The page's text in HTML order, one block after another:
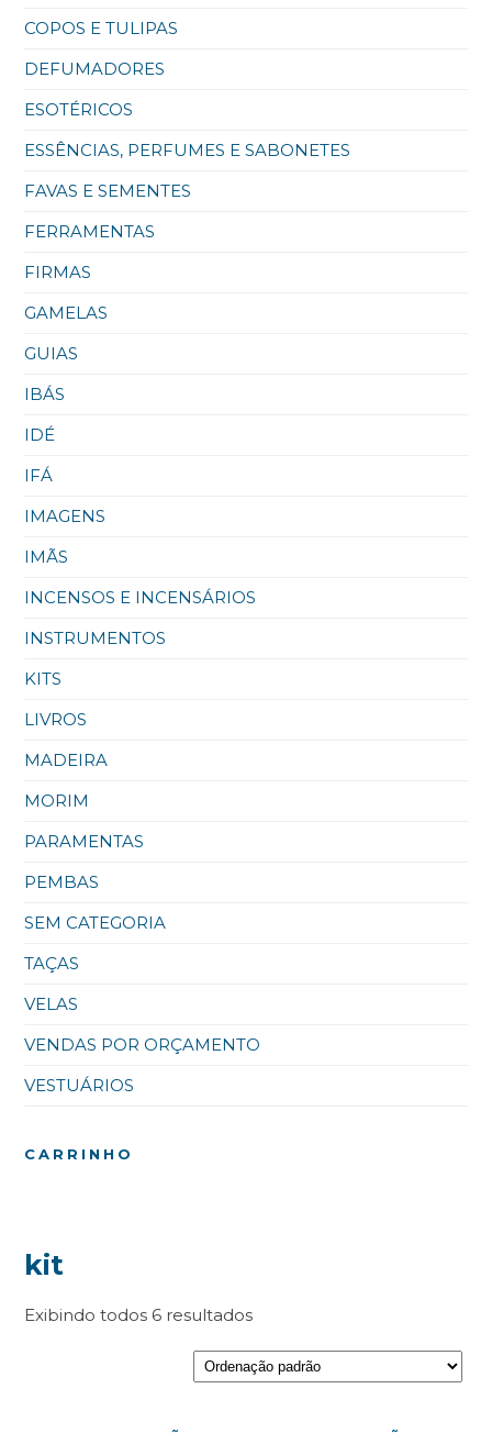
COPOS E TULIPAS
DEFUMADORES
ESOTÉRICOS
ESSÊNCIAS, PERFUMES E SABONETES
FAVAS E SEMENTES
FERRAMENTAS
FIRMAS
GAMELAS
GUIAS
IBÁS
IDÉ
IFÁ
IMAGENS
IMÃS
INCENSOS E INCENSÁRIOS
INSTRUMENTOS
KITS
LIVROS
MADEIRA
MORIM
PARAMENTAS
PEMBAS
SEM CATEGORIA
TAÇAS
VELAS
VENDAS POR ORÇAMENTO
VESTUÁRIOS
CARRINHO
kit
Exibindo todos 6 resultados